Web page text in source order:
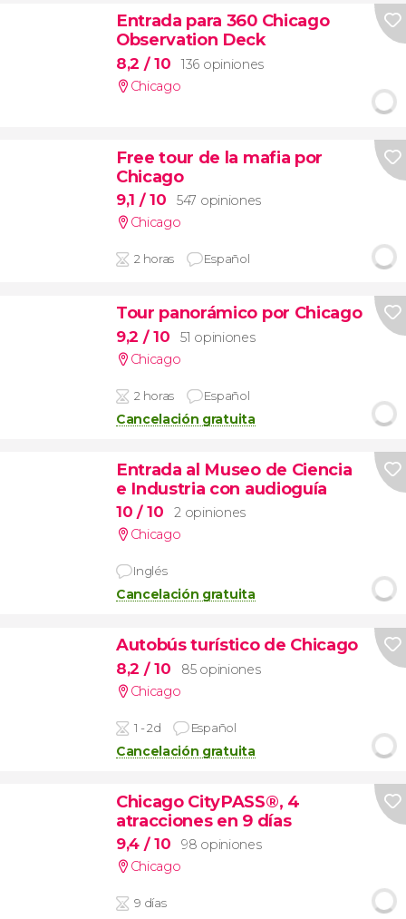
Entrada para 360 Chicago
Observation Deck
8,2 / 10
136 opiniones
Chicago
Free tour de la mafia por
Chicago
9,1 / 10
547 opiniones
Chicago
2 horas Español
Tour panorámico por Chicago
9,2 / 10
51 opiniones
Chicago
2 horas Español
Cancelación gratuita
Entrada al Museo de Ciencia
e Industria con audioguía
10 / 10
2 opiniones
Chicago
Inglés
Cancelación gratuita
Autobús turístico de Chicago
8,2 / 10
85 opiniones
Chicago
1 - 2d Español
Cancelación gratuita
Chicago CityPASS®, 4
atracciones en 9 días
9,4 / 10
98 opiniones
Chicago
9 días